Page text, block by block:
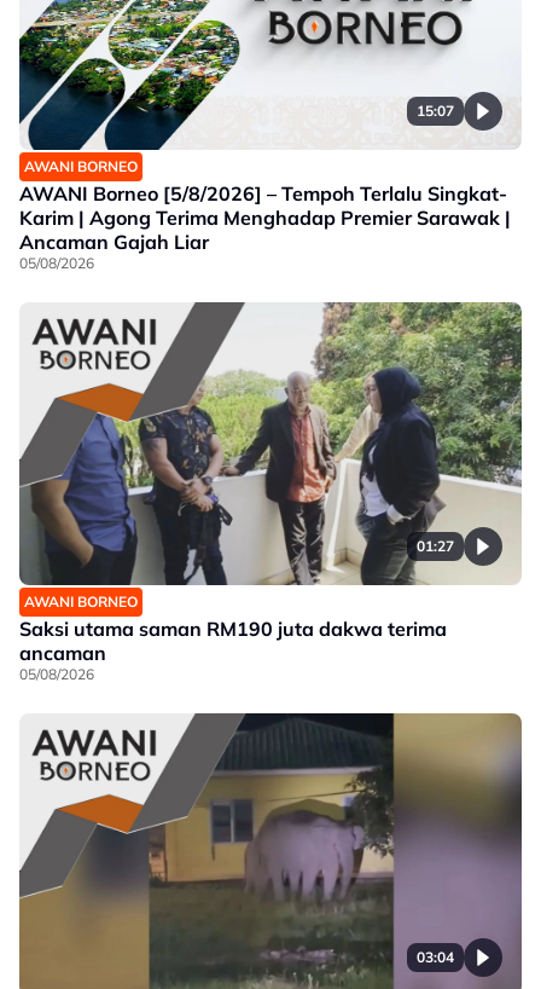
15:07
AWANI BORNEO
AWANI Borneo [5/8/2026] – Tempoh Terlalu Singkat-
Karim | Agong Terima Menghadap Premier Sarawak |
Ancaman Gajah Liar
05/08/2026
01:27
AWANI BORNEO
Saksi utama saman RM190 juta dakwa terima
ancaman
05/08/2026
03:04